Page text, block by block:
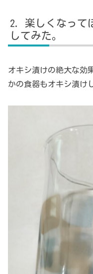
楽しくなって
してみた。
オキシ漬けの絶大な効
かの食器もオキシ漬け